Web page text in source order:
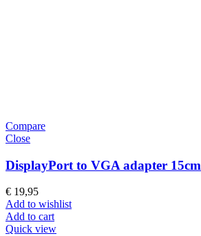
Compare
Close
DisplayPort to VGA adapter 15cm
€ 19,95
Add to wishlist
Add to cart
Quick view